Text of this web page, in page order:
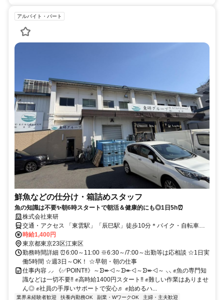
アルバイト・パート
鮮魚などの仕分け・箱詰めスタッフ
魚の知識は不要✨朝6時スタートで朝活＆健康的にも◎1日5h⏰
株式会社東研
交通・アクセス 「東雲駅」「辰巳駅」徒歩10分＊バイク・自転車通
勤OK
時給1,400円
東京都東京23区江東区
勤務時間詳細 ⏰6:00～11:00 ※6:30～/7:00～出勤等は応相談 ☆1日実
働5時間 ☆週3日～OK！ ☆早朝・朝の仕事
仕事内容 ⸝⸝ 《✅POINT‼》～ᗦ↞◁～ᗦ↞◁～ᗦ↞◁～ ⸜⸜ ✊魚の専門知
識などは一切不要‼ ✊高時給1400円スタート‼ ✊難しい作業はありませ
ん◎ ✊社員の手厚いサポートで安心♬ ✊始めるハ...
業界未経験者歓迎 扶養内勤務OK 副業・WワークOK
主婦・主夫歓迎